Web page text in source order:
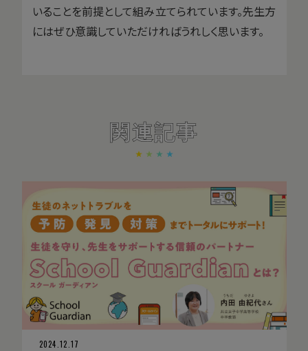
いることを前提として組み立てられています。先生方
にはぜひ意識していただければうれしく思います。
関連記事
2024.12.17